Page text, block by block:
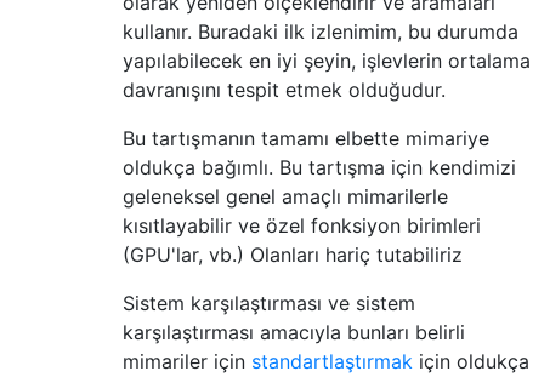
kullanır. Buradaki ilk izlenimim, bu durumda
yapılabilecek en iyi şeyin, işlevlerin ortalama
davranışını tespit etmek olduğudur.
Bu tartışmanın tamamı elbette mimariye
oldukça bağımlı. Bu tartışma için kendimizi
geleneksel genel amaçlı mimarilerle
kısıtlayabilir ve özel fonksiyon birimleri
(GPU'lar, vb.) Olanları hariç tutabiliriz
Sistem karşılaştırması ve sistem
karşılaştırması amacıyla bunları belirli
mimariler için standartlaştırmak için oldukça